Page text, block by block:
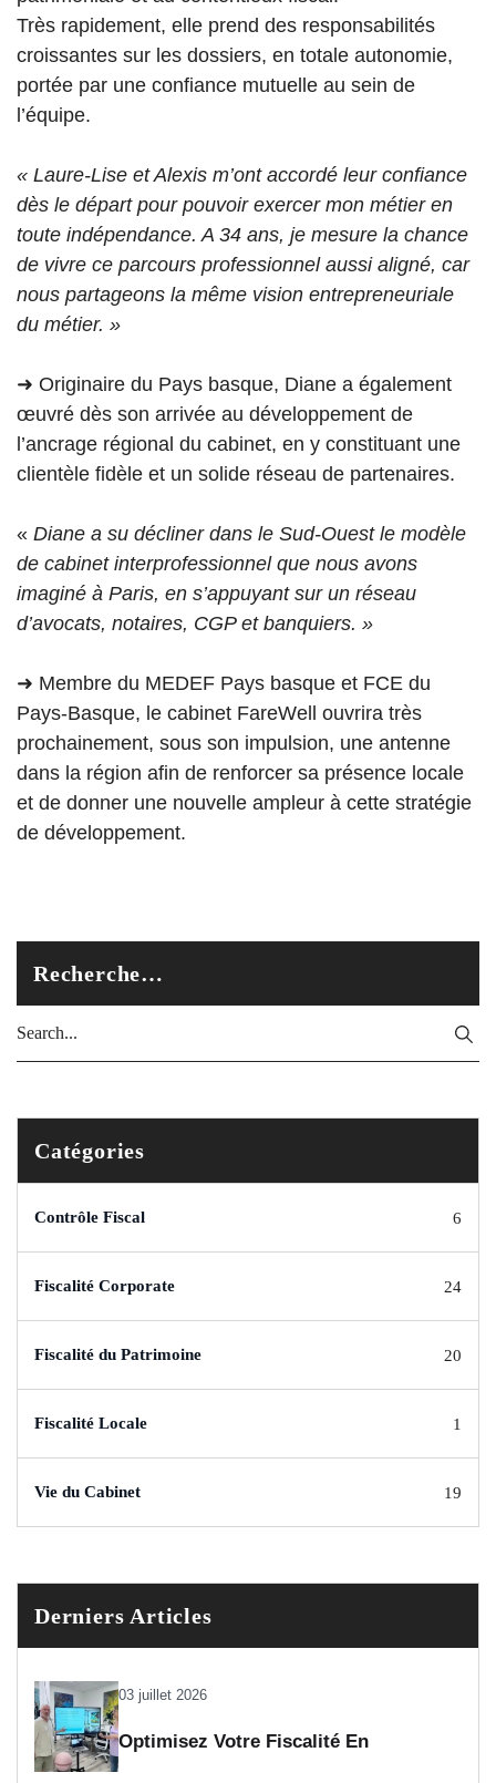
Très rapidement, elle prend des responsabilités
croissantes sur les dossiers, en totale autonomie,
portée par une confiance mutuelle au sein de
l’équipe.
« Laure-Lise et Alexis m’ont accordé leur confiance
dès le départ pour pouvoir exercer mon métier en
toute indépendance. A 34 ans, je mesure la chance
de vivre ce parcours professionnel aussi aligné, car
nous partageons la même vision entrepreneuriale
du métier. »
➜ Originaire du Pays basque, Diane a également
œuvré dès son arrivée au développement de
l’ancrage régional du cabinet, en y constituant une
clientèle fidèle et un solide réseau de partenaires.
« Diane a su décliner dans le Sud-Ouest le modèle
de cabinet interprofessionnel que nous avons
imaginé à Paris, en s’appuyant sur un réseau
d’avocats, notaires, CGP et banquiers. »
➜ Membre du MEDEF Pays basque et FCE du
Pays-Basque, le cabinet FareWell ouvrira très
prochainement, sous son impulsion, une antenne
dans la région afin de renforcer sa présence locale
et de donner une nouvelle ampleur à cette stratégie
de développement.
Recherche…
Catégories
Contrôle Fiscal 6
Fiscalité Corporate 24
Fiscalité du Patrimoine 20
Fiscalité Locale 1
Vie du Cabinet 19
Derniers Articles
03 juillet 2026
Optimisez Votre Fiscalité En